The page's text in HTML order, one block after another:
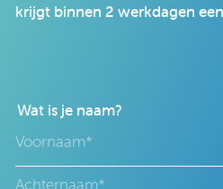
krijgt binnen 2 werkdagen
Wat is je naam?